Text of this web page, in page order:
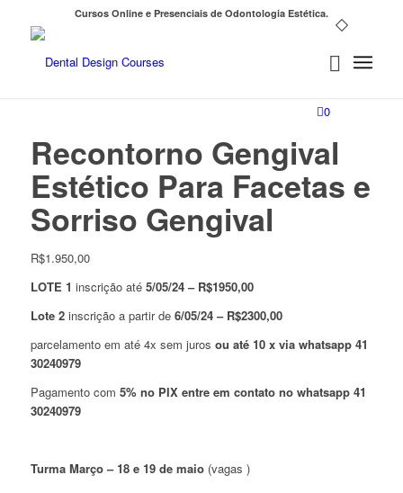
Cursos Online e Presenciais de Odontologia Estética.
0
Recontorno Gengival
Estético Para Facetas e
Sorriso Gengival
R$1.950,00
LOTE 1 inscrição até 5/05/24 – R$1950,00
Lote 2inscrição a partir de 6/05/24 – R$2300,00
parcelamento em até 4x sem juros ou até 10 x via whatsapp 41
30240979
Pagamento com 5% no PIX entre em contato no whatsapp 41
30240979
Turma Março – 18 e 19 de maio(vagas )